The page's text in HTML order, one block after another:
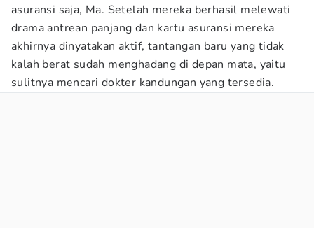
asuransi saja, Ma. Setelah mereka berhasil melewati
drama antrean panjang dan kartu asuransi mereka
akhirnya dinyatakan aktif, tantangan baru yang tidak
kalah berat sudah menghadang di depan mata, yaitu
sulitnya mencari dokter kandungan yang tersedia.